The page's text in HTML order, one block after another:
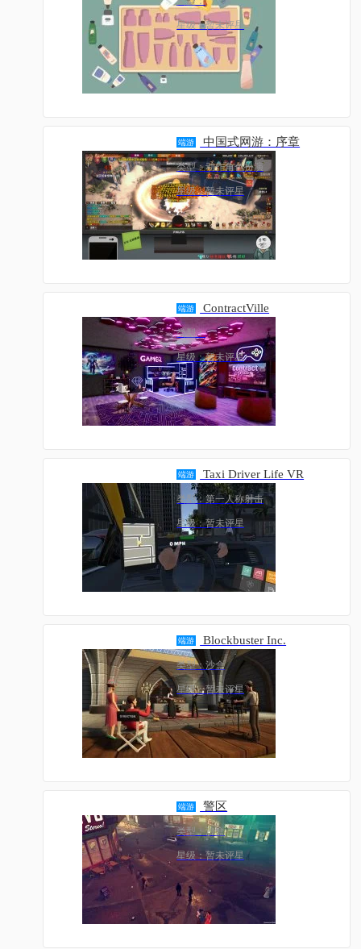
星级：暂未评星
端游 中国式网游：序章
类型：动作角色扮演
星级：暂未评星
端游 ContractVille
类型：
星级：暂未评星
端游 Taxi Driver Life VR
类型：第一人称射击
星级：暂未评星
端游 Blockbuster Inc.
类型：沙盒
星级：暂未评星
端游 警区
类型：沙盒
星级：暂未评星